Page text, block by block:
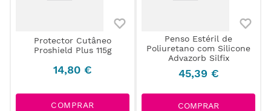
Protector Cutâneo
Proshield Plus 115g
14,80 €
COMPRAR
Penso Estéril de
Poliuretano com Silicone
Advazorb Silfix
45,39 €
COMPRAR